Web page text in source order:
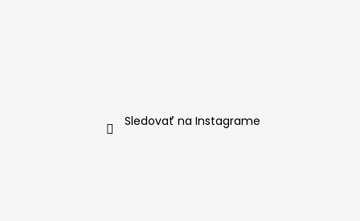
Sledovať na Instagrame